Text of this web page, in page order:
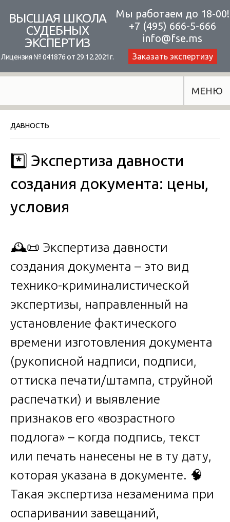
content
ВЫСШАЯ ШКОЛА
СУДЕБНЫХ
ЭКСПЕРТИЗ
Лицензия № 041876 от 29.12.2021г.
Мы работаем до 18-00!
+7 (495) 666-5-666
info@fse.ms
Заказать экспертизу
МЕНЮ
ДАВНОСТЬ
*️⃣ Экспертиза давности
создания документа: цены,
условия
🕰️📜 Экспертиза давности
создания документа – это вид
технико-криминалистической
экспертизы, направленный на
установление фактического
времени изготовления документа
(рукописной надписи, подписи,
оттиска печати/штампа, струйной
распечатки) и выявление
признаков его «возрастного
подлога» – когда подпись, текст
или печать нанесены не в ту дату,
которая указана в документе. 🧠
Такая экспертиза незаменима при
оспаривании завещаний,